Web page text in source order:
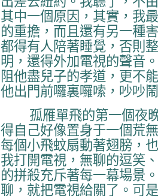
其中一個原因，其實，我
的重擔，而且還有另一種
都得有人陪著睡覺，否則
明，還得外加電視的聲音
阻他盡兒子的孝道，更不
他出門前囉裏囉嗦，吵吵
孤雁單飛的第一個夜晚
得自己好像置身于一個荒
每個小飛蚊扇動著翅膀，
我打開電視，無聊的逗笑
的拼殺充斥著每一幕場景
聊，就把電視給關了。可